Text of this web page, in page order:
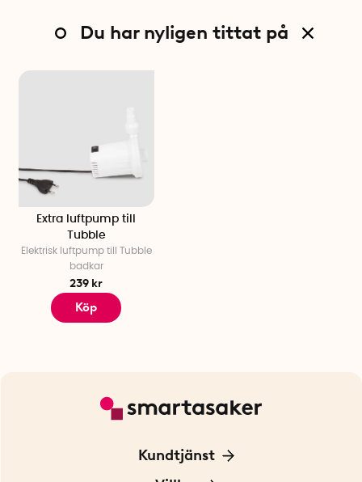
Du har nyligen tittat på
Extra luftpump till
Tubble
Elektrisk luftpump till Tubble
badkar
239 kr
Köp
Kundtjänst